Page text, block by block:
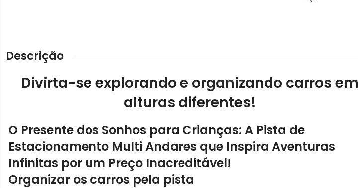
Descrição
Divirta-se explorando e organizando carros em
alturas diferentes!
O Presente dos Sonhos para Crianças: A Pista de
Estacionamento Multi Andares que Inspira Aventuras
Infinitas por um Preço Inacreditável!
Organizar os carros pela pista